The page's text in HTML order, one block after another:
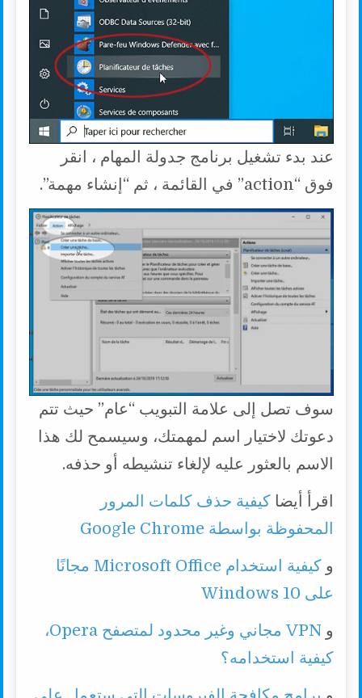
عند بدء تشغيل برنامج جدولة المهام ، انقر
فوق “action” في القائمة ، ثم “إنشاء مهمة”.
سوف تصل إلى علامة التبويب “عام” حيث تتم
دعوتك لاختيار اسم لمهمتك، وسيسمح لك هذا
الاسم بالعثور عليه لإلغاء تنشيطه أو حذفه.
اقرأ أيضاكيفية حذف كلمات المرور
المحفوظة بواسطة Google Chrome
و
كيفية استخدام Microsoft Office مجانًا
على Windows 10
و
VPN مجاني وغير محدود لمتصفح Opera،
كيفية استخدامه؟